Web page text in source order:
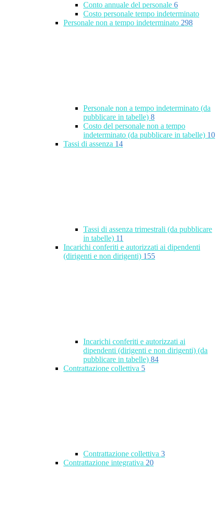
Conto annuale del personale 6
Costo personale tempo indeterminato
Personale non a tempo indeterminato 298
Personale non a tempo indeterminato (da
pubblicare in tabelle) 8
Costo del personale non a tempo
indeterminato (da pubblicare in tabelle) 10
Tassi di assenza 14
Tassi di assenza trimestrali (da pubblicare
in tabelle) 11
Incarichi conferiti e autorizzati ai dipendenti
(dirigenti e non dirigenti) 155
Incarichi conferiti e autorizzati ai
dipendenti (dirigenti e non dirigenti) (da
pubblicare in tabelle) 84
Contrattazione collettiva 5
Contrattazione collettiva 3
Contrattazione integrativa 20